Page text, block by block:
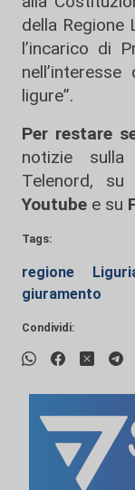
della Regione
l’incarico di
ligure”.
Per restare
notizie
Telenord, su
Youtube e su
Tags:
regione
giuramento
Condividi: